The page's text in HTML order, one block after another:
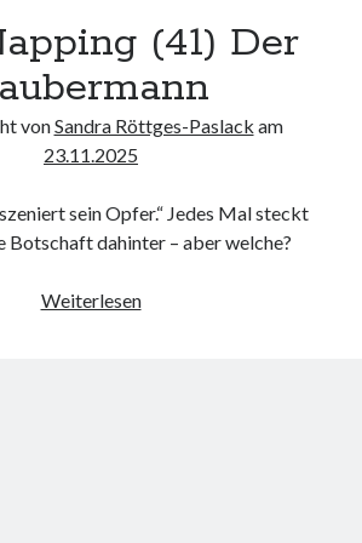
(41) Der
vonSandra Röttges-Paslack am
23.11.2025
sein Opfer.“ Jedes Mal steckt
Botschaft dahinter – aber welche?
WeiterlesenMindNapping